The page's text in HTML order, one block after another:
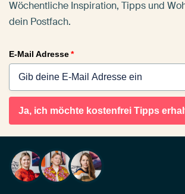
Wöchentliche Inspiration, Tipps und
dein Postfach.
E-Mail Adresse*
Ja, ich möchte kostenfrei Tipps